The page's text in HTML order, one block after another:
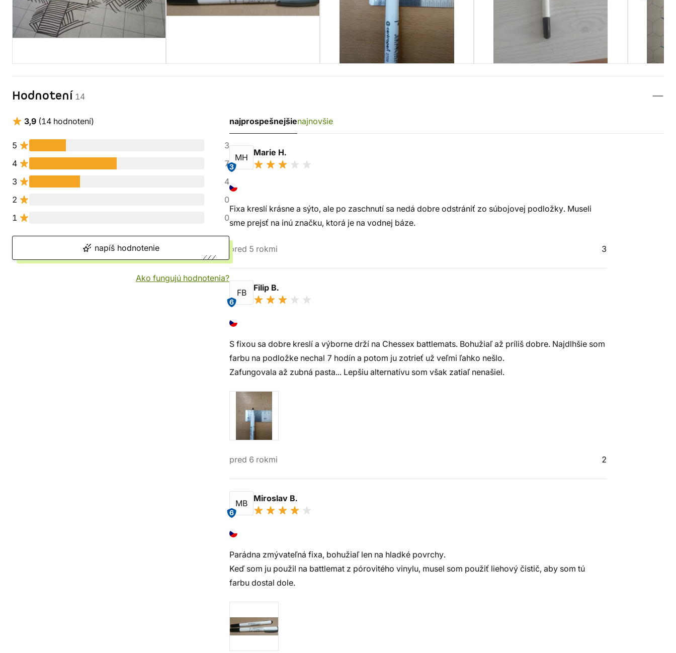
Hodnotení 14
3,9 (14 hodnotení)
5
3
4
7
3
4
2
0
1
0
napíš hodnotenie
Ako fungujú hodnotenia?
najprospešnejšienajnovšie
MH
3
Marie H.
Fixa kreslí krásne a sýto, ale po zaschnutí sa nedá dobre odstrániť zo súbojovej podložky. Museli
sme prejsť na inú značku, ktorá je na vodnej báze.
pred 5 rokmi 3
FB
6
Filip B.
S fixou sa dobre kreslí a výborne drží na Chessex battlemats. Bohužiaľ až príliš dobre. Najdlhšie som
farbu na podložke nechal 7 hodín a potom ju zotrieť už veľmi ľahko nešlo.
Zafungovala až zubná pasta... Lepšiu alternatívu som však zatiaľ nenašiel.
pred 6 rokmi 2
MB
6
Miroslav B.
Parádna zmývateľná fixa, bohužiaľ len na hladké povrchy.
Keď som ju použil na battlemat z pórovitého vinylu, musel som použiť liehový čistič, aby som tú
farbu dostal dole.